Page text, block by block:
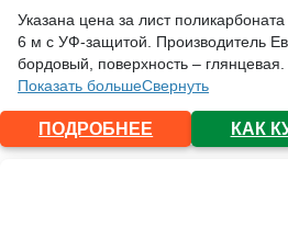
Указана цена за лист
6 м с УФ-защитой. Производитель
бордовый, поверхность – глянцевая.
Показать большеСвернуть
ПОДРОБНЕЕ КАК